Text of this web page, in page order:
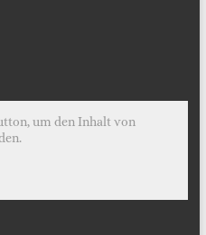
um den Inhalt von